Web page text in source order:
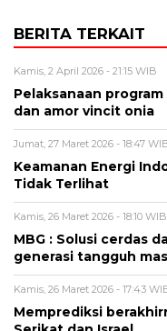
BERITA TERKAIT
Kamis, 2 April 2026 - 21:15 WIB
Pelaksanaan
dan amor vincit onia
Jumat, 27 Maret 2026 - 18:47
Keamanan Energi
Tidak Terlihat
Kamis, 26 Maret 2026 - 18:10 WIB
MBG : Solusi cerdas
generasi tangguh
Kamis, 26 Maret 2026 - 17:43
Memprediksi